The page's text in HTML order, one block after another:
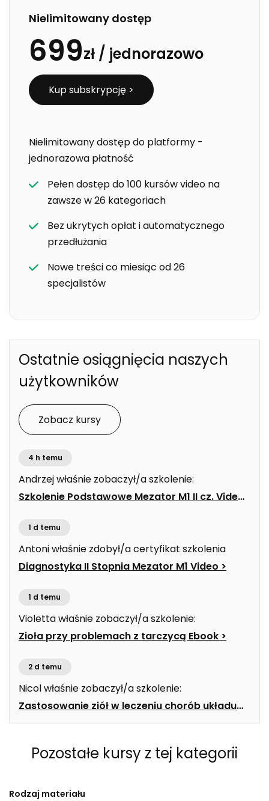
Nielimitowany dostęp
699zł / jednorazowo
Kup subskrypcję >
Nielimitowany dostęp do platformy -
jednorazowa płatność
Pełen dostęp do 100 kursów video na
zawsze w 26 kategoriach
Bez ukrytych opłat i automatycznego
przedłużania
Nowe treści co miesiąc od 26
specjalistów
Ostatnie osiągnięcia naszych
użytkowników
Zobacz kursy
4 h temu
Andrzejwłaśnie zobaczył/a szkolenie:
Szkolenie Podstawowe Mezator M1 II cz. Video
1 d temu
Antoniwłaśnie zdobył/a certyfikat szkolenia
Diagnostyka II Stopnia Mezator M1 Video >
1 d temu
Violettawłaśnie zobaczył/a szkolenie:
Zioła przy problemach z tarczycą Ebook >
2 d temu
Nicolwłaśnie zobaczył/a szkolenie:
Zastosowanie ziół w leczeniu chorób układu
pokarmowego Ebook>
Pozostałe kursy z tej kategorii
Rodzaj materiału